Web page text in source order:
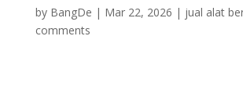
by BangDe | Mar 22, 2026 | jual alat
comments